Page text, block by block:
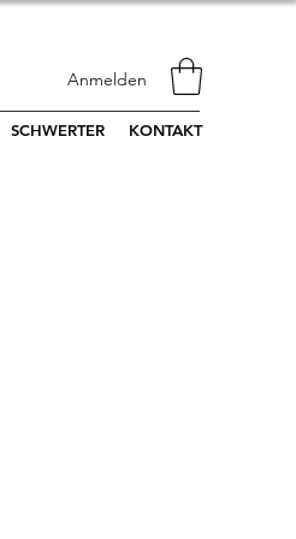
SCHWERTER KONTAKT
Anmelden